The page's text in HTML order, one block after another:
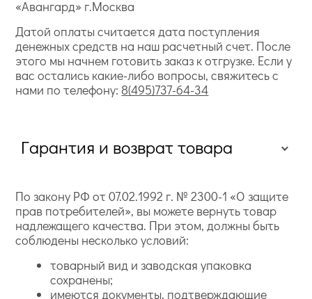
«Авангард» г.Москва
Датой оплаты считается дата поступления
денежных средств на наш расчетный счет. После
этого мы начнем готовить заказ к отгрузке. Если у
вас остались какие-либо вопросы, свяжитесь с
нами по телефону: 8(495)737-64-34
Гарантия и возврат товара
По закону РФ от 07.02.1992 г. № 2300-1 «О защите
прав потребителей», вы можете вернуть товар
надлежащего качества. При этом, должны быть
соблюдены несколько условий:
товарный вид и заводская упаковка
сохранены;
имеются документы, подтверждающие